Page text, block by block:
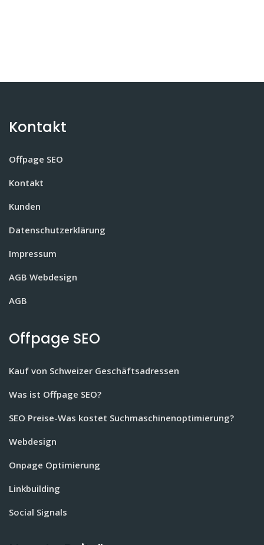
Kontakt
Offpage SEO
Kontakt
Kunden
Datenschutzerklärung
Impressum
AGB Webdesign
AGB
Offpage SEO
Kauf von Schweizer Geschäftsadressen
Was ist Offpage SEO?
SEO Preise-Was kostet Suchmaschinenoptimierung?
Webdesign
Onpage Optimierung
Linkbuilding
Social Signals